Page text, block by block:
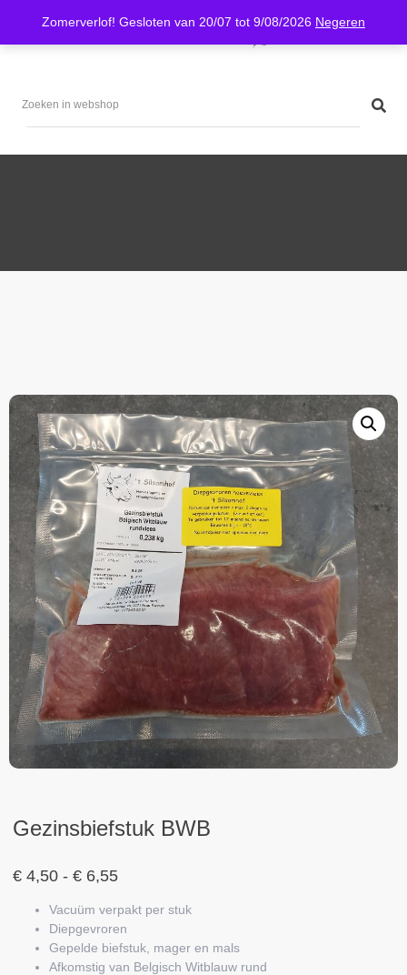
Zomerverlof! Gesloten van 20/07 tot 9/08/2026 Negeren
Gezinsbiefstuk BWB
€ 4,50 - € 6,55
Vacuüm verpakt per stuk
Diepgevroren
Gepelde biefstuk, mager en mals
Afkomstig van Belgisch Witblauw rund